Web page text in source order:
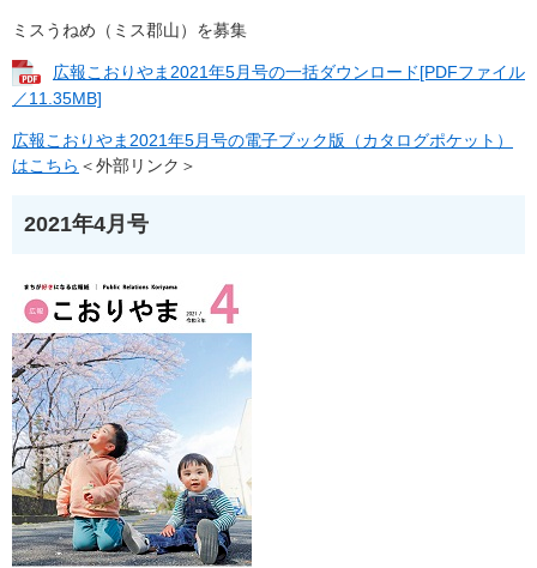
ミスうねめ（ミス郡山）を募集
広報こおりやま2021年5月号の一括ダウンロード[PDFファイル
／11.35MB]
広報こおりやま2021年5月号の電子ブック版（カタログポケット）
はこちら ＜外部リンク＞
2021年4月号